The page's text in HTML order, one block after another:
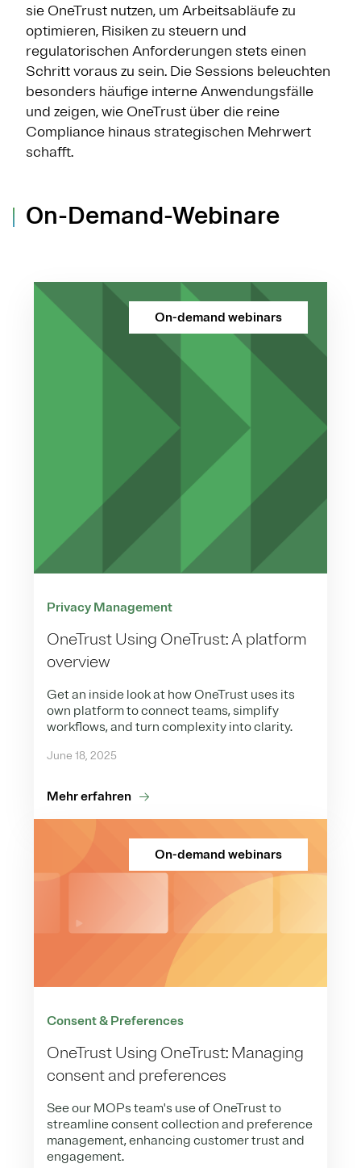
sie OneTrust nutzen, um Arbeitsabläufe zu
optimieren, Risiken zu steuern und
regulatorischen Anforderungen stets einen
Schritt voraus zu sein. Die Sessions beleuchten
besonders häufige interne Anwendungsfälle
und zeigen, wie OneTrust über die reine
Compliance hinaus strategischen Mehrwert
schafft.
On-Demand-Webinare
On-demand webinars
Privacy Management
OneTrust Using OneTrust: A platform
overview
Get an inside look at how OneTrust uses its
own platform to connect teams, simplify
workflows, and turn complexity into clarity.
June 18, 2025
Mehr erfahren
On-demand webinars
Consent & Preferences
OneTrust Using OneTrust: Managing
consent and preferences
See our MOPs team's use of OneTrust to
streamline consent collection and preference
management, enhancing customer trust and
engagement.